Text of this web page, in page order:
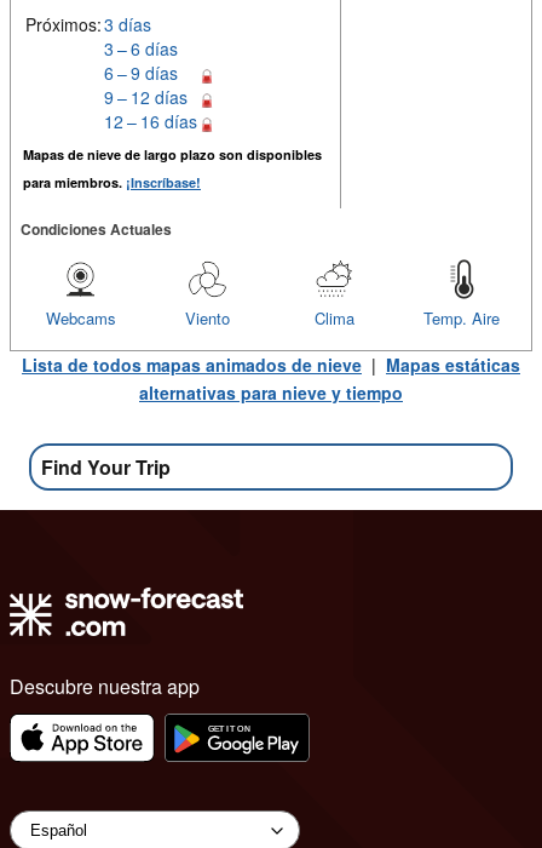
Próximos:3 días
3 – 6 días
6 – 9 días
9 – 12 días
12 – 16 días
Mapas de nieve de largo plazo son disponibles
para miembros. ¡Inscríbase!
Condiciones Actuales
Temp. Aire
Clima
Viento
Webcams
Lista de todos mapas animados de nieve | Mapas estáticas
alternativas para nieve y tiempo
Find Your Trip
Descubre nuestra app